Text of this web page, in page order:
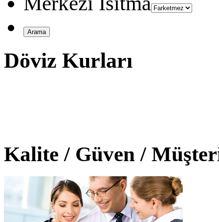
Döviz Kurları
Kalite / Güven /